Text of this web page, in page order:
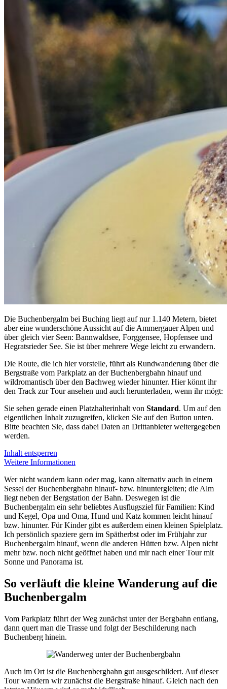
Die Buchenbergalm bei Buching liegt auf nur 1.140 Metern, bietet
aber eine wunderschöne Aussicht auf die Ammergauer Alpen und
über gleich vier Seen: Bannwaldsee, Forggensee, Hopfensee und
Hegratsrieder See. Sie ist über mehrere Wege leicht zu erwandern.
Die Route, die ich hier vorstelle, führt als Rundwanderung über die
Bergstraße vom Parkplatz an der Buchenbergbahn hinauf und
wildromantisch über den Bachweg wieder hinunter. Hier könnt ihr
den Track zur Tour ansehen und auch herunterladen, wenn ihr mögt:
Sie sehen gerade einen Platzhalterinhalt von Standard. Um auf den
eigentlichen Inhalt zuzugreifen, klicken Sie auf den Button unten.
Bitte beachten Sie, dass dabei Daten an Drittanbieter weitergegeben
werden.
Inhalt entsperren
Weitere Informationen
Wer nicht wandern kann oder mag, kann alternativ auch in einem
Sessel der Buchenbergbahn hinauf- bzw. hinuntergleiten; die Alm
liegt neben der Bergstation der Bahn. Deswegen ist die
Buchenbergalm ein sehr beliebtes Ausflugsziel für Familien: Kind
und Kegel, Opa und Oma, Hund und Katz kommen leicht hinauf
bzw. hinunter. Für Kinder gibt es außerdem einen kleinen Spielplatz.
Ich persönlich spaziere gern im Spätherbst oder im Frühjahr zur
Buchenbergalm hinauf, wenn die anderen Hütten bzw. Alpen nicht
mehr bzw. noch nicht geöffnet haben und mir nach einer Tour mit
Sonne und Panorama ist.
So verläuft die kleine Wanderung auf die
Buchenbergalm
Vom Parkplatz führt der Weg zunächst unter der Bergbahn entlang,
dann quert man die Trasse und folgt der Beschilderung nach
Buchenberg hinein.
Auch im Ort ist die Buchenbergbahn gut ausgeschildert. Auf dieser
Tour wandern wir zunächst die Bergstraße hinauf. Gleich nach den